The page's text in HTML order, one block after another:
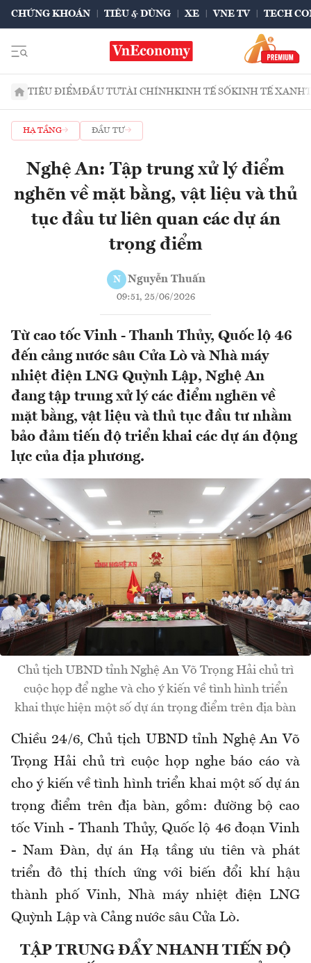
CHỨNG KHOÁN TIÊU & DÙNG XE VNE TV TECH
TIÊU ĐIỂMĐẦU TƯTÀI CHÍNHKINH TẾ SỐKINH TẾ XANH
HẠ TẦNG ĐẦU TƯ
Nghệ An: Tập trung xử lý điểm
nghẽn về mặt bằng, vật liệu và thủ
tục đầu tư liên quan các dự án
trọng điểm
N Nguyễn Thuấn
09:51, 25/06/2026
Từ cao tốc Vinh - Thanh Thủy, Quốc lộ 46
đến cảng nước sâu Cửa Lò và Nhà máy
nhiệt điện LNG Quỳnh Lập, Nghệ An
đang tập trung xử lý các điểm nghẽn về
mặt bằng, vật liệu và thủ tục đầu tư nhằm
bảo đảm tiến độ triển khai các dự án động
lực của địa phương.
Chủ tịch UBND tỉnh Nghệ An Võ Trọng Hải chủ trì
cuộc họp để nghe và cho ý kiến về tình hình triển
khai thực hiện một số dự án trọng điểm trên địa bàn
Chiều 24/6, Chủ tịch UBND tỉnh Nghệ An Võ
Trọng Hải chủ trì cuộc họp nghe báo cáo và
cho ý kiến về tình hình triển khai một số dự án
trọng điểm trên địa bàn, gồm: đường bộ cao
tốc Vinh - Thanh Thủy, Quốc lộ 46 đoạn Vinh
- Nam Đàn, dự án Hạ tầng ưu tiên và phát
triển đô thị thích ứng với biến đổi khí hậu
thành phố Vinh, Nhà máy nhiệt điện LNG
Quỳnh Lập và Cảng nước sâu Cửa Lò.
TẬP TRUNG ĐẨY NHANH TIẾN ĐỘ